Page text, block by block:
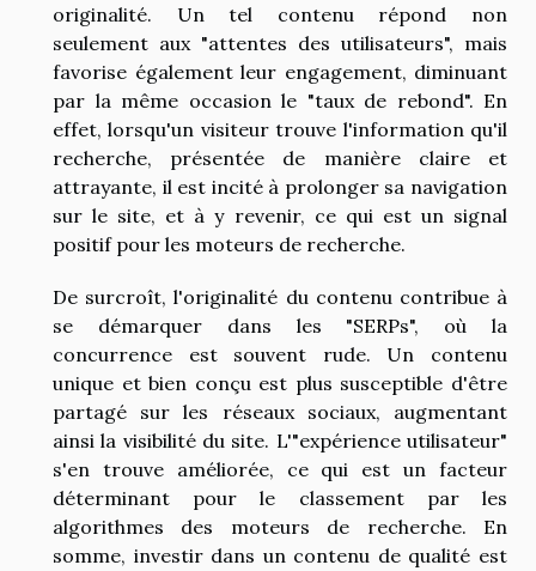
originalité. Un tel contenu répond non
seulement aux "attentes des utilisateurs", mais
favorise également leur engagement, diminuant
par la même occasion le "taux de rebond". En
effet, lorsqu'un visiteur trouve l'information qu'il
recherche, présentée de manière claire et
attrayante, il est incité à prolonger sa navigation
sur le site, et à y revenir, ce qui est un signal
positif pour les moteurs de recherche.
De surcroît, l'originalité du contenu contribue à
se démarquer dans les "SERPs", où la
concurrence est souvent rude. Un contenu
unique et bien conçu est plus susceptible d'être
partagé sur les réseaux sociaux, augmentant
ainsi la visibilité du site. L'"expérience utilisateur"
s'en trouve améliorée, ce qui est un facteur
déterminant pour le classement par les
algorithmes des moteurs de recherche. En
somme, investir dans un contenu de qualité est